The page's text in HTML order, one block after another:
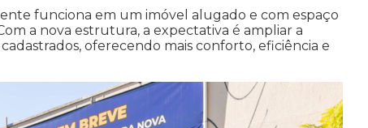
funciona em um imóvel alugado e com espaço
a nova estrutura, a expectativa é ampliar a
oferecendo mais conforto, eficiência e